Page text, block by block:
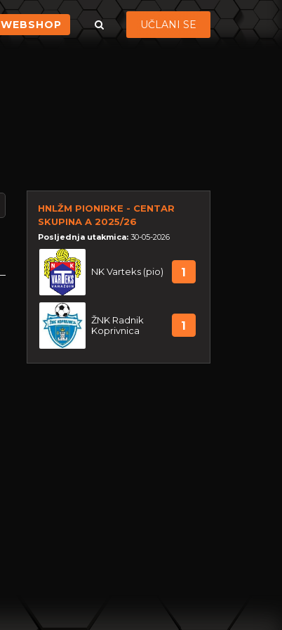
WEBSHOP UČLANI SE
HNLŽM PIONIRKE - CENTAR
SKUPINA A 2025/26
Posljednja utakmica: 30-05-2026
NK Varteks (pio) 1
ŽNK Radnik
Koprivnica
1